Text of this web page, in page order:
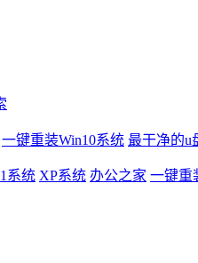
一键重装Win10系统 最干净的u
系统 XP系统 办公之家 一键重